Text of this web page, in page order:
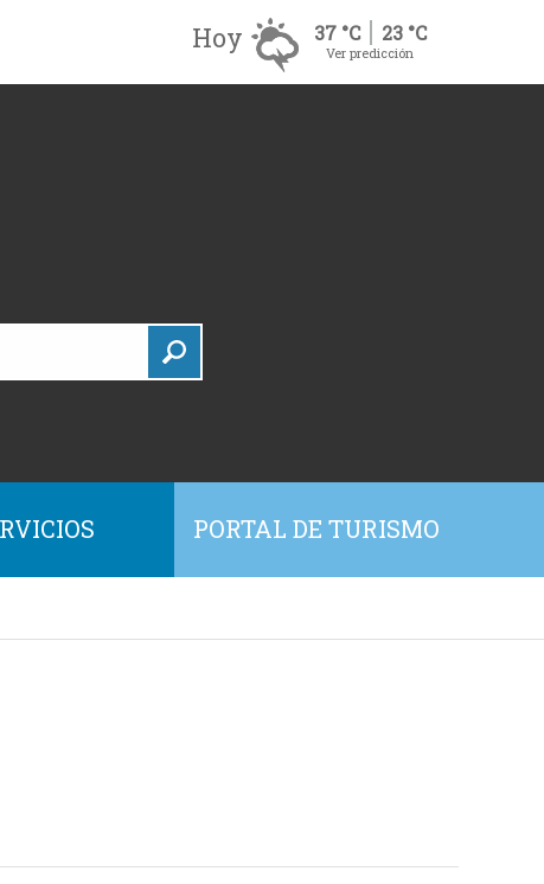
Hoy 37 °C 23 °C
Ver predicción
PORTAL DE TURISMO